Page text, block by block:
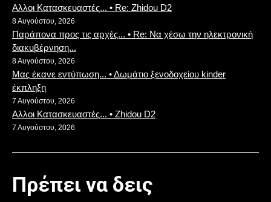
Αλλοι Κατασκευαστές... • Re: Zhidou D2
8 Αυγούστου, 2026
Παράπονα προς τις αρχές... • Re: Να χέσω την ηλεκτρονική
διακυβέρνηση...
8 Αυγούστου, 2026
Μας έκανε εντύπωση... • Δωμάτιο ξενοδοχείου kinder
έκπληξη
7 Αυγούστου, 2026
Αλλοι Κατασκευαστές... • Zhidou D2
7 Αυγούστου, 2026
Πρέπει να δεις